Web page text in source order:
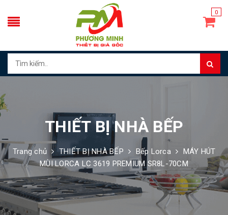
0
THIẾT BỊ NHÀ BẾP
Trang chủ THIẾT BỊ NHÀ BẾP Bếp Lorca
MÁY HÚT
MÙI LORCA LC 3619 PREMIUM SR8L-70CM